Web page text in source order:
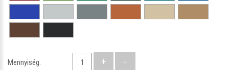
Mennyiség: